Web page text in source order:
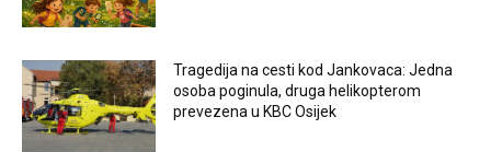
Tragedija na cesti kod Jankovaca: Jedna
osoba poginula, druga helikopterom
prevezena u KBC Osijek